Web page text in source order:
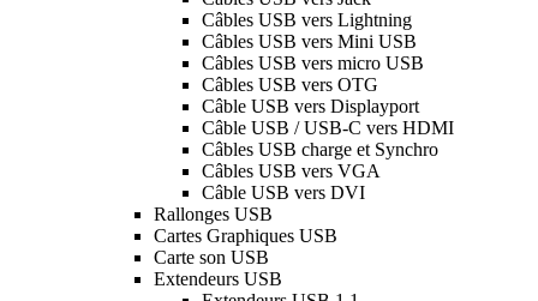
Câbles USB vers Lightning
Câbles USB vers Mini USB
Câbles USB vers micro USB
Câbles USB vers OTG
Câble USB vers Displayport
Câble USB / USB-C vers HDMI
Câbles USB charge et Synchro
Câbles USB vers VGA
Câble USB vers DVI
Rallonges USB
Cartes Graphiques USB
Carte son USB
Extendeurs USB